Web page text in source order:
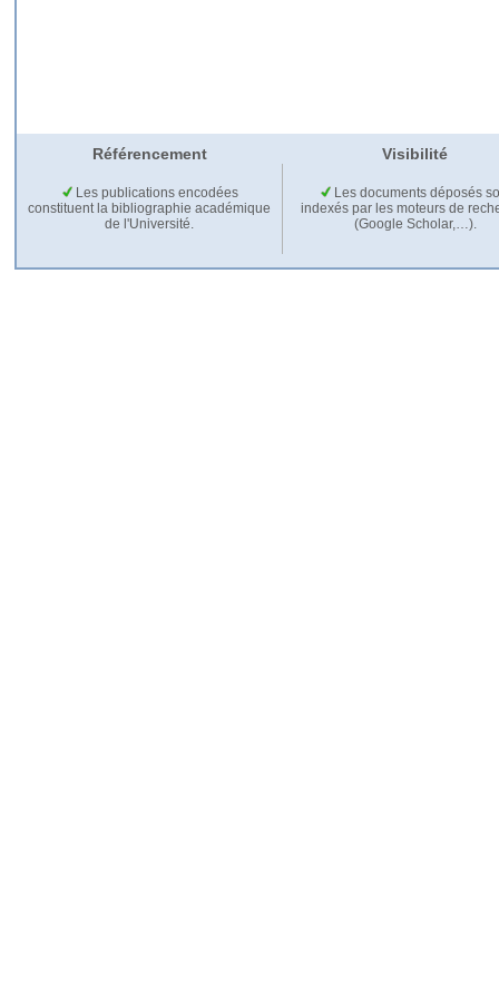
Référencement Visibilité
Les publications encodées
constituent la bibliographie académique
de l'Université.
Les documents déposés
indexés par les moteurs de
(Google Scholar,…).